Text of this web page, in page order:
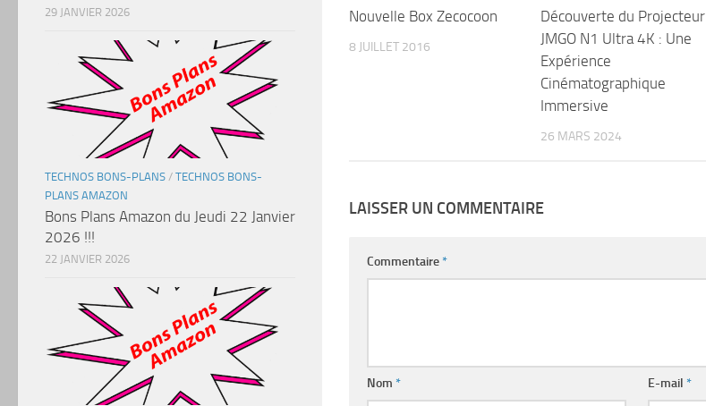
Nouvelle Box Zecocoon
8 JUILLET 2016
Découverte du Projecteur
JMGO N1 Ultra 4K : Une
Expérience
Cinématographique
Immersive
26 MARS 2024
LAISSER UN COMMENTAIRE
Commentaire*
Nom * E-mail*
29 JANVIER 2026
TECHNOS BONS-PLANS / TECHNOS BONS-
PLANS AMAZON
Bons Plans Amazon du Jeudi 22 Janvier
2026 !!!
22 JANVIER 2026